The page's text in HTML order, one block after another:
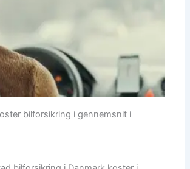
bilforsikring i gennemsnit i